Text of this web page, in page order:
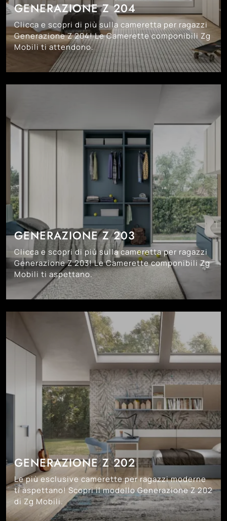
GENERAZIONE Z 204
Clicca e scopri di più sulla cameretta per ragazzi
Generazione Z 204! Le Camerette componibili Zg
Mobili ti attendono.
GENERAZIONE Z 203
Clicca e scopri di più sulla cameretta per ragazzi
Generazione Z 203! Le Camerette componibili Zg
Mobili ti aspettano.
GENERAZIONE Z 202
Le più esclusive camerette per ragazzi moderne
ti aspettano! Scopri il modello Generazione Z 202
di Zg Mobili.